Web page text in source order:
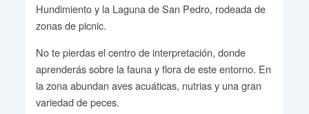
Hundimiento y la Laguna de San Pedro, rodeada de
zonas de picnic.
No te pierdas el centro de interpretación, donde
aprenderás sobre la fauna y flora de este entorno. En
la zona abundan aves acuáticas, nutrias y una gran
variedad de peces.